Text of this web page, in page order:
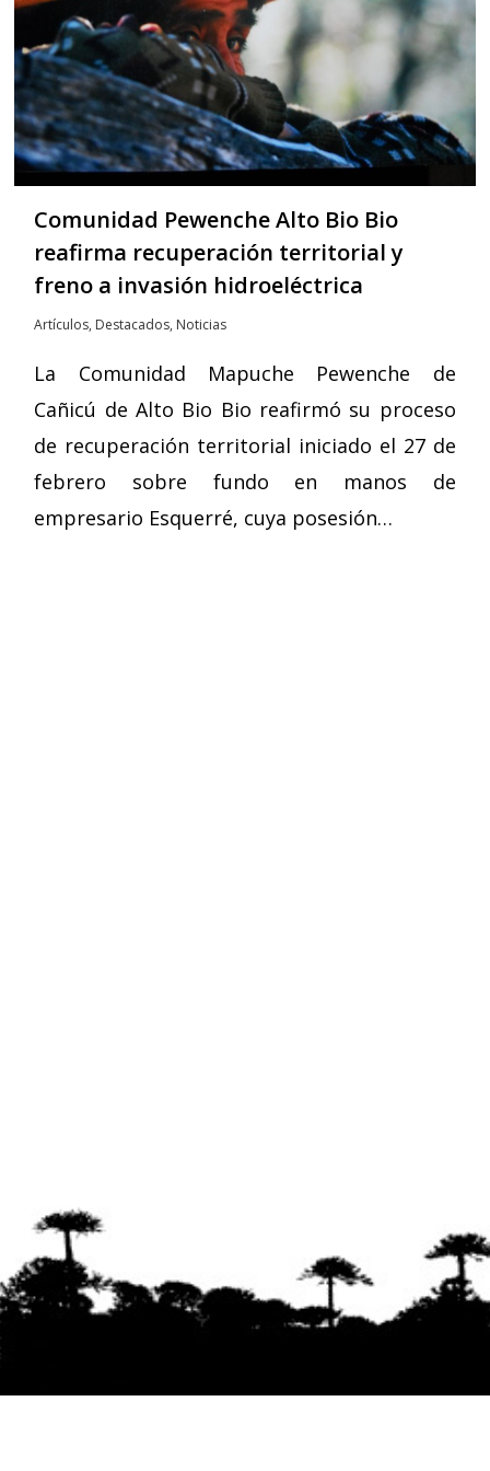
Comunidad Pewenche Alto Bio Bio
reafirma recuperación territorial y
freno a invasión hidroeléctrica
Artículos, Destacados, Noticias
La Comunidad Mapuche Pewenche de
Cañicú de Alto Bio Bio reafirmó su proceso
de recuperación territorial iniciado el 27 de
febrero sobre fundo en manos de
empresario Esquerré, cuya posesión…